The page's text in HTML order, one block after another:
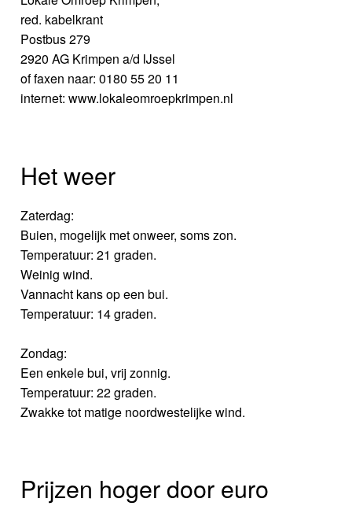
red. kabelkrant
Postbus 279
2920 AG Krimpen a/d IJssel
of faxen naar: 0180 55 20 11
internet: www.lokaleomroepkrimpen.nl
Het weer
Zaterdag:
Buien, mogelijk met onweer, soms zon.
Temperatuur: 21 graden.
Weinig wind.
Vannacht kans op een bui.
Temperatuur: 14 graden.
Zondag:
Een enkele bui, vrij zonnig.
Temperatuur: 22 graden.
Zwakke tot matige noordwestelijke wind.
Prijzen hoger door euro